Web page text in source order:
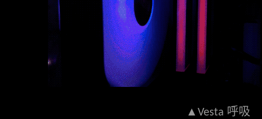
▲ Vesta 呼吸